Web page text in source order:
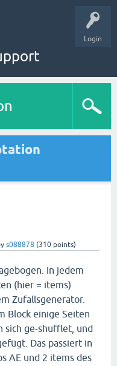
Login
s088878 (310 points)
In jedem
(hier = items)
Zufallsgenerator.
Block einige Seiten
sich ge-shufflet, und
Das passiert in
AE und 2 items des